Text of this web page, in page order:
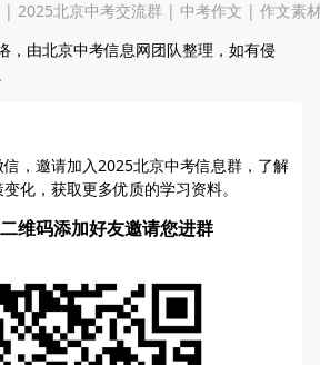
| 2025北京中考交流群 | 中考作文 | 作文素
，由北京中考信息网团队整理，如有侵
，邀请加入2025北京中考信息群，了解
化，获取更多优质的学习资料。
维码添加好友邀请您进群